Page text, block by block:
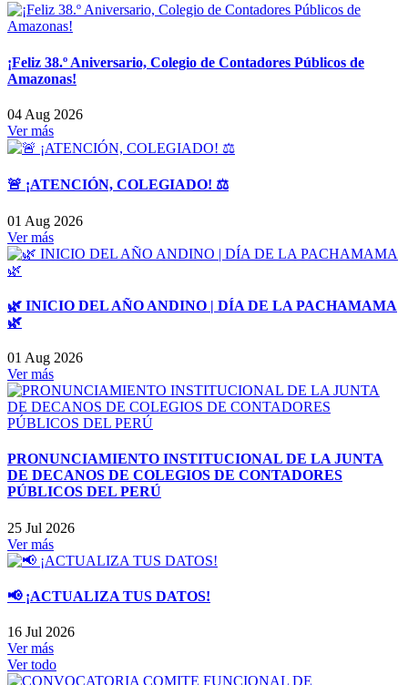
¡Feliz 38.º Aniversario, Colegio de Contadores Públicos de
Amazonas!
04 Aug 2026
Ver más
🚨 ¡ATENCIÓN, COLEGIADO! ⚖️
01 Aug 2026
Ver más
🌿 INICIO DEL AÑO ANDINO | DÍA DE LA PACHAMAMA
🌿
01 Aug 2026
Ver más
PRONUNCIAMIENTO INSTITUCIONAL DE LA JUNTA
DE DECANOS DE COLEGIOS DE CONTADORES
PÚBLICOS DEL PERÚ
25 Jul 2026
Ver más
📢 ¡ACTUALIZA TUS DATOS!
16 Jul 2026
Ver más
Ver todo